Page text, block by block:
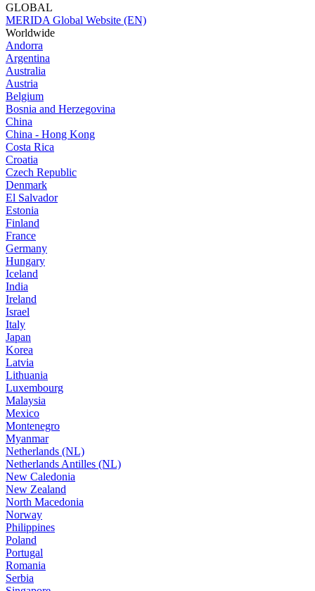
GLOBAL
MERIDA Global Website (EN)
Worldwide
Andorra
Argentina
Australia
Austria
Belgium
Bosnia and Herzegovina
China
China - Hong Kong
Costa Rica
Croatia
Czech Republic
Denmark
El Salvador
Estonia
Finland
France
Germany
Hungary
Iceland
India
Ireland
Israel
Italy
Japan
Korea
Latvia
Lithuania
Luxembourg
Malaysia
Mexico
Montenegro
Myanmar
Netherlands (NL)
Netherlands Antilles (NL)
New Caledonia
New Zealand
North Macedonia
Norway
Philippines
Poland
Portugal
Romania
Serbia